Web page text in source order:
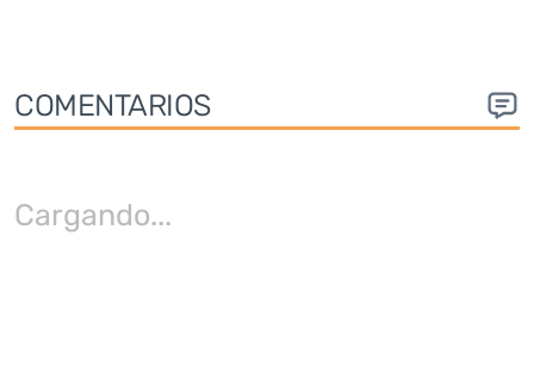
COMENTARIOS
Cargando...